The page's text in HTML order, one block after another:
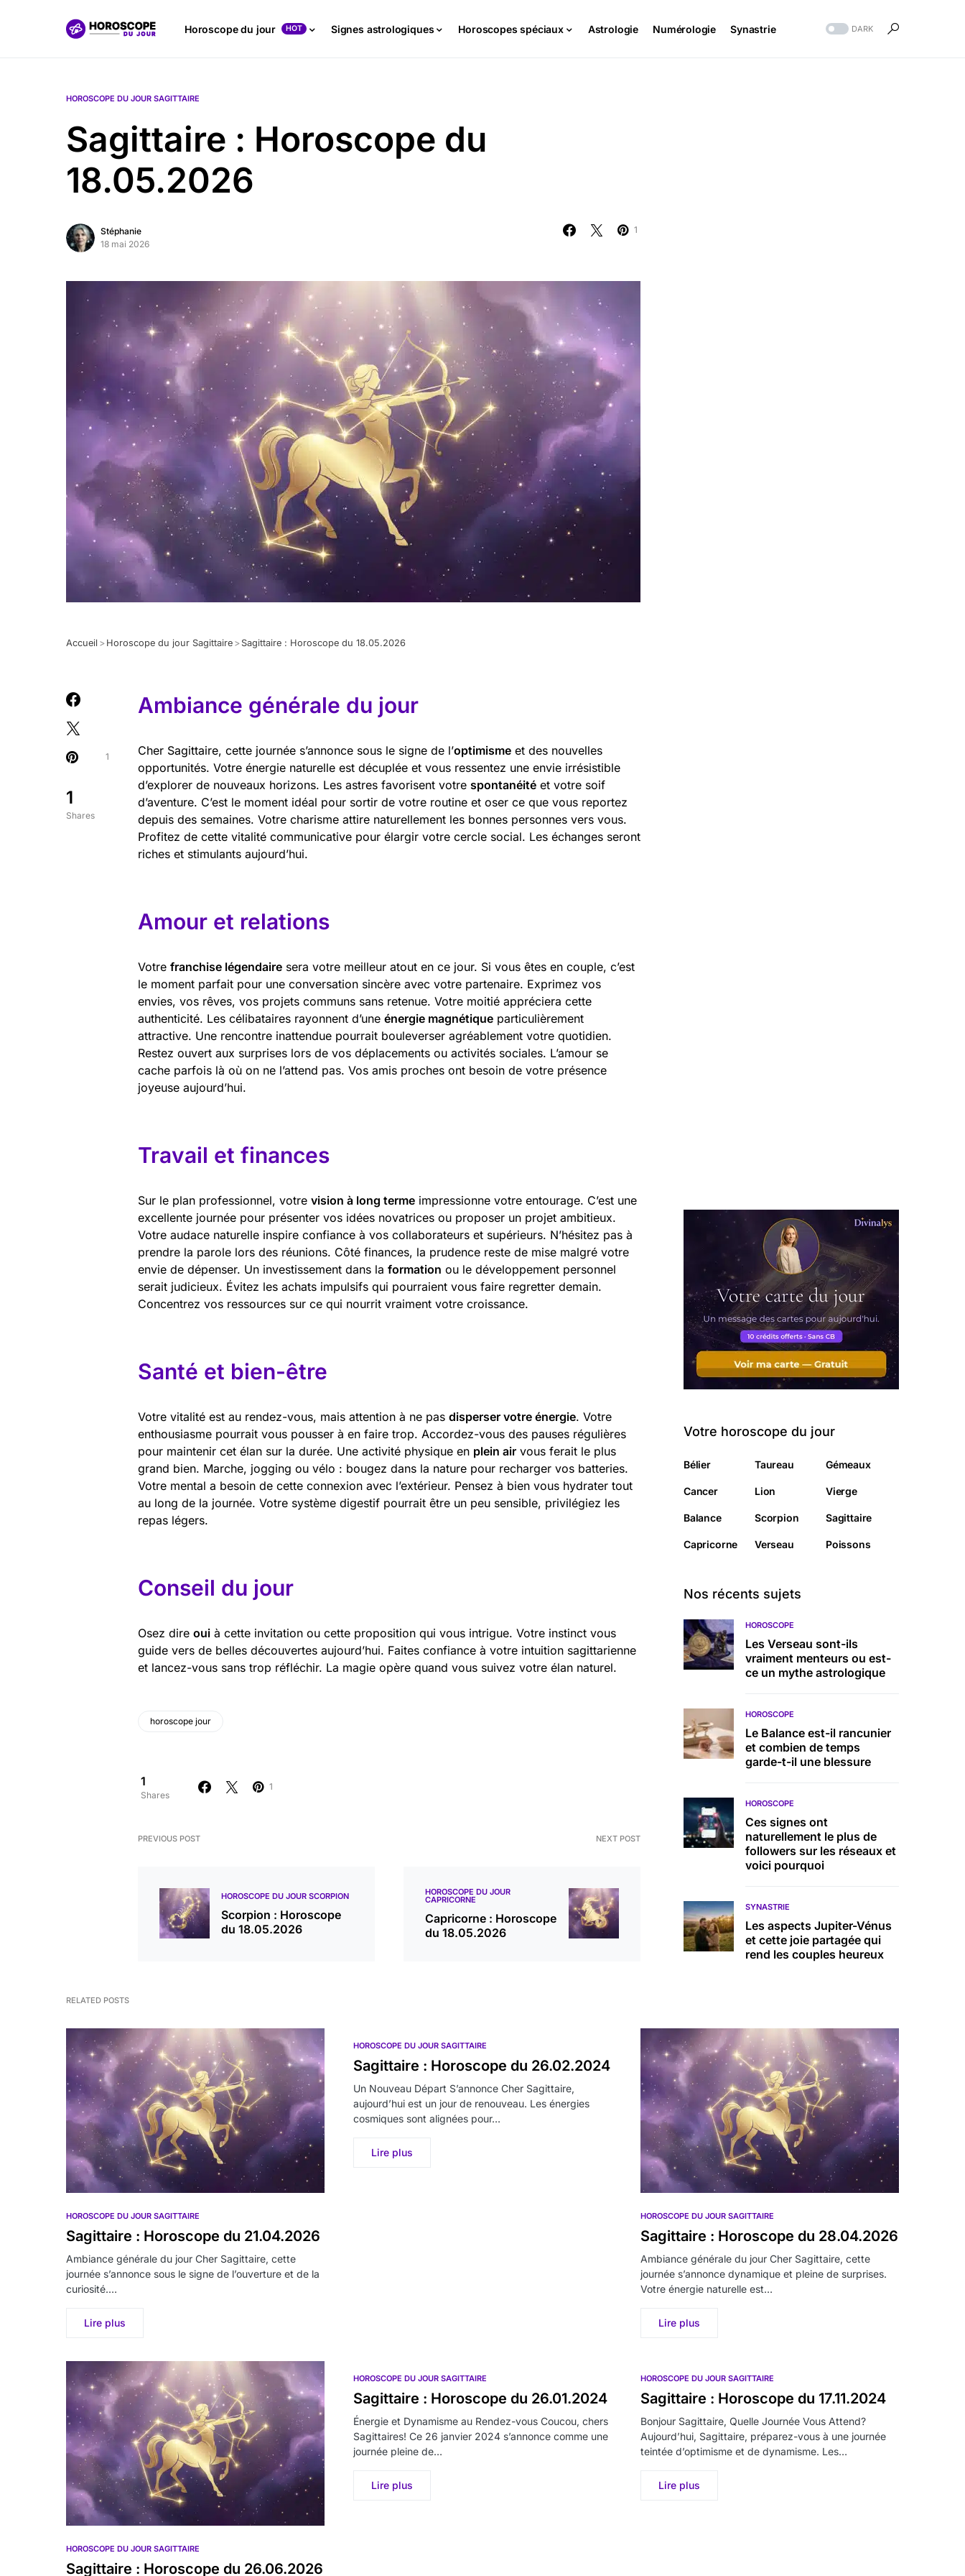
Horoscope du jour HOT Signes astrologiques Horoscopes spéciaux Astrologie Numérologie Synastrie DARK
HOROSCOPE DU JOUR SAGITTAIRE
Sagittaire : Horoscope du
18.05.2026
Stéphanie
18 mai 2026
1
Accueil > Horoscope du jour Sagittaire > Sagittaire : Horoscope du 18.05.2026
1
Shares
1
Ambiance générale du jour
Cher Sagittaire, cette journée s’annonce sous le signe de l’optimisme et des nouvelles
opportunités. Votre énergie naturelle est décuplée et vous ressentez une envie irrésistible
d’explorer de nouveaux horizons. Les astres favorisent votre spontanéité et votre soif
d’aventure. C’est le moment idéal pour sortir de votre routine et oser ce que vous reportez
depuis des semaines. Votre charisme attire naturellement les bonnes personnes vers vous.
Profitez de cette vitalité communicative pour élargir votre cercle social. Les échanges seront
riches et stimulants aujourd’hui.
Amour et relations
Votre franchise légendaire sera votre meilleur atout en ce jour. Si vous êtes en couple, c’est
le moment parfait pour une conversation sincère avec votre partenaire. Exprimez vos
envies, vos rêves, vos projets communs sans retenue. Votre moitié appréciera cette
authenticité. Les célibataires rayonnent d’une énergie magnétique particulièrement
attractive. Une rencontre inattendue pourrait bouleverser agréablement votre quotidien.
Restez ouvert aux surprises lors de vos déplacements ou activités sociales. L’amour se
cache parfois là où on ne l’attend pas. Vos amis proches ont besoin de votre présence
joyeuse aujourd’hui.
Travail et finances
Sur le plan professionnel, votre vision à long terme impressionne votre entourage. C’est une
excellente journée pour présenter vos idées novatrices ou proposer un projet ambitieux.
Votre audace naturelle inspire confiance à vos collaborateurs et supérieurs. N’hésitez pas à
prendre la parole lors des réunions. Côté finances, la prudence reste de mise malgré votre
envie de dépenser. Un investissement dans la formation ou le développement personnel
serait judicieux. Évitez les achats impulsifs qui pourraient vous faire regretter demain.
Concentrez vos ressources sur ce qui nourrit vraiment votre croissance.
Santé et bien-être
Votre vitalité est au rendez-vous, mais attention à ne pas disperser votre énergie. Votre
enthousiasme pourrait vous pousser à en faire trop. Accordez-vous des pauses régulières
pour maintenir cet élan sur la durée. Une activité physique en plein air vous ferait le plus
grand bien. Marche, jogging ou vélo : bougez dans la nature pour recharger vos batteries.
Votre mental a besoin de cette connexion avec l’extérieur. Pensez à bien vous hydrater tout
au long de la journée. Votre système digestif pourrait être un peu sensible, privilégiez les
repas légers.
Conseil du jour
Osez dire oui à cette invitation ou cette proposition qui vous intrigue. Votre instinct vous
guide vers de belles découvertes aujourd’hui. Faites confiance à votre intuition sagittarienne
et lancez-vous sans trop réfléchir. La magie opère quand vous suivez votre élan naturel.
horoscope jour
1
Shares
1
PREVIOUS POST
HOROSCOPE DU JOUR SCORPION
Scorpion : Horoscope
du 18.05.2026
NEXT POST
HOROSCOPE DU JOUR
CAPRICORNE
Capricorne : Horoscope
du 18.05.2026
Votre horoscope du jour
Bélier Taureau Gémeaux
Cancer Lion Vierge
Balance Scorpion Sagittaire
Capricorne Verseau Poissons
Nos récents sujets
HOROSCOPE
Les Verseau sont-ils
vraiment menteurs ou est-
ce un mythe astrologique
HOROSCOPE
Le Balance est-il rancunier
et combien de temps
garde-t-il une blessure
HOROSCOPE
Ces signes ont
naturellement le plus de
followers sur les réseaux et
voici pourquoi
SYNASTRIE
Les aspects Jupiter-Vénus
et cette joie partagée qui
rend les couples heureux
RELATED POSTS
HOROSCOPE DU JOUR SAGITTAIRE
Sagittaire : Horoscope du 21.04.2026
Ambiance générale du jour Cher Sagittaire, cette
journée s’annonce sous le signe de l’ouverture et de la
curiosité.…
Lire plus
HOROSCOPE DU JOUR SAGITTAIRE
Sagittaire : Horoscope du 26.02.2024
Un Nouveau Départ S’annonce Cher Sagittaire,
aujourd’hui est un jour de renouveau. Les énergies
cosmiques sont alignées pour…
Lire plus
HOROSCOPE DU JOUR SAGITTAIRE
Sagittaire : Horoscope du 28.04.2026
Ambiance générale du jour Cher Sagittaire, cette
journée s’annonce dynamique et pleine de surprises.
Votre énergie naturelle est…
Lire plus
HOROSCOPE DU JOUR SAGITTAIRE
Sagittaire : Horoscope du 26.06.2026
HOROSCOPE DU JOUR SAGITTAIRE
Sagittaire : Horoscope du 26.01.2024
Énergie et Dynamisme au Rendez-vous Coucou, chers
Sagittaires! Ce 26 janvier 2024 s’annonce comme une
journée pleine de…
Lire plus
HOROSCOPE DU JOUR SAGITTAIRE
Sagittaire : Horoscope du 17.11.2024
Bonjour Sagittaire, Quelle Journée Vous Attend?
Aujourd’hui, Sagittaire, préparez-vous à une journée
teintée d’optimisme et de dynamisme. Les…
Lire plus